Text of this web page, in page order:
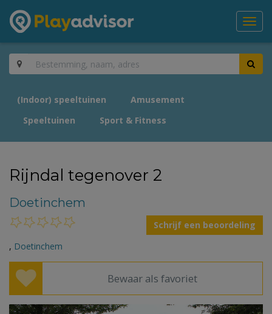
(Indoor) speeltuinen
Amusement
Speeltuinen
Sport & Fitness
Rijndal tegenover 2
Doetinchem
Schrijf een beoordeling
, Doetinchem
Bewaar als favoriet